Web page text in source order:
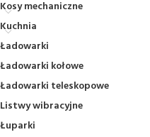
Kosy mechaniczne
Kuchnia
Ładowarki
Ładowarki kołowe
Ładowarki teleskopowe
Listwy wibracyjne
Łuparki